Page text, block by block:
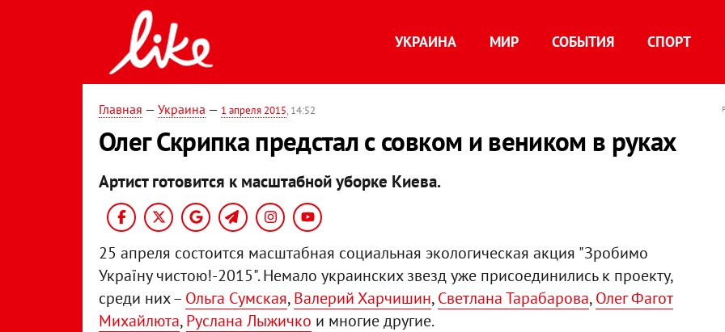
УКРАИНА МИР СОБЫТИЯ СПОРТ
Главная — Украина — 1 апреля 2015, 14:52
Олег Скрипка предстал с совком и веником в руках
Артист готовится к масштабной уборке Киева.
25 апреля состоится масштабная социальная экологическая акция "Зробимо
Україну чистою!-2015". Немало украинских звезд уже присоединились к проекту,
среди них – Ольга Сумская,Валерий Харчишин,Светлана Тарабарова,Олег Фагот
Михайлюта,Руслана Лыжичко и многие другие.